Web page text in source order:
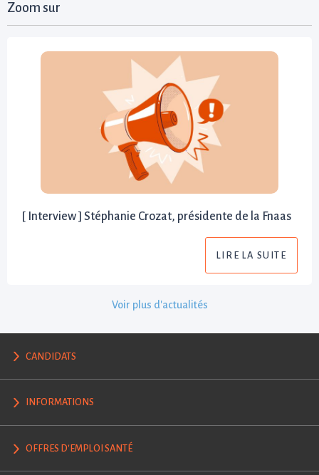
Zoom sur
[ Interview ] Stéphanie Crozat, présidente de la Fnaas
LIRE LA SUITE
Voir plus d'actualités
CANDIDATS
INFORMATIONS
OFFRES D'EMPLOI SANTÉ